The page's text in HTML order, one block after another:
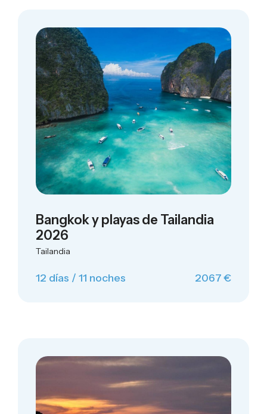
Bangkok y playas de Tailandia
2026
Tailandia
12 días / 11 noches 2067 €